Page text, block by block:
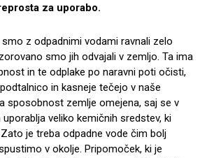
za uporabo.
z odpadnimi vodami ravnali zelo
smo jih odvajali v zemljo. Ta ima
in te odplake po naravni poti očisti,
in kasneje tečejo v naše
sposobnost zemlje omejena, saj se v
veliko kemičnih sredstev, ki
je treba odpadne vode čim bolj
v okolje. Pripomoček, ki je